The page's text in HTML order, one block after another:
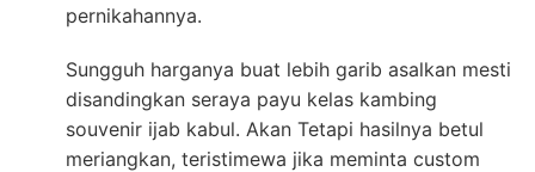
pernikahannya.
Sungguh harganya buat lebih garib asalkan mesti
disandingkan seraya payu kelas kambing
souvenir ijab kabul. Akan Tetapi hasilnya betul
meriangkan, teristimewa jika meminta custom